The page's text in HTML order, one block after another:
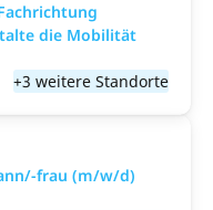
die Mobilität
+3 weitere Standorte
frau (m/w/d)